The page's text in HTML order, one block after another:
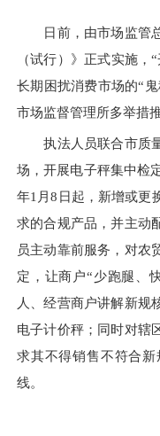
日前，由市场监管
（试行）》正式实施
长期困扰消费市场的“
市场监督管理所多举措
执法人员联合市质量
场，开展电子秤集中检
年1月8日起，新增或更
求的合规产品，并主动
员主动靠前服务，对农
定，让商户“少跑腿、
人、经营商户讲解新规
电子计价秤；同时对辖
求其不得销售不符合
线。